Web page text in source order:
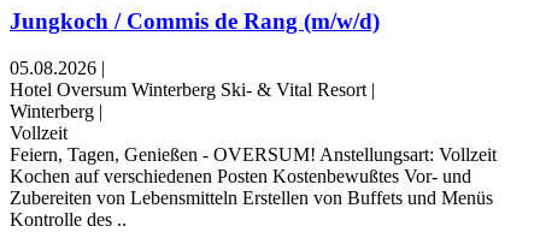
Jungkoch / Commis de Rang (m/w/d)
05.08.2026 |
Hotel Oversum Winterberg Ski- & Vital Resort |
Winterberg |
Vollzeit
Feiern, Tagen, Genießen - OVERSUM! Anstellungsart: Vollzeit
Kochen auf verschiedenen Posten Kostenbewußtes Vor- und
Zubereiten von Lebensmitteln Erstellen von Buffets und Menüs
Kontrolle des ..